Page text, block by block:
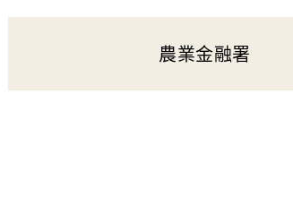
農業金融署